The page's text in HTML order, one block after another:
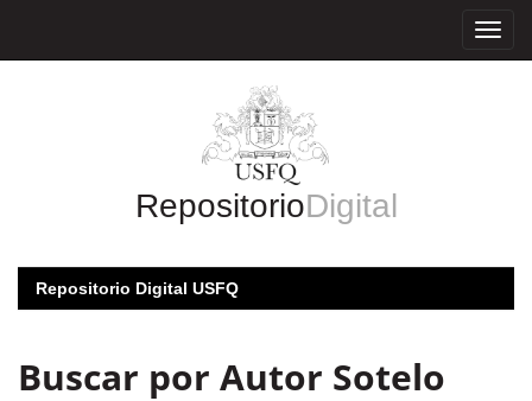
RepositorioDigital
Repositorio Digital USFQ
Buscar por Autor Sotelo